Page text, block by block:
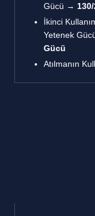
Gücü →
İkinci
Yetenek
Gücü
Atılmanın